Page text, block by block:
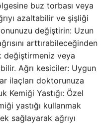
buz torbası veya
azaltabilir ve şişliği
değiştirin: Uzun
arttırabileceğinden
değiştirmeniz veya
Ağrı kesiciler: Uygun
ilaçları doktorunuza
Kemiği Yastığı: Özel
yastığı kullanmak
sağlayarak ağrıyı